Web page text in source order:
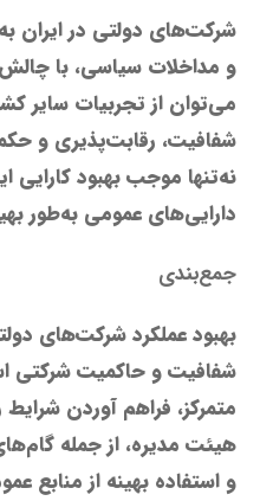
شرکت‌های دولتی در ایران
و مداخلات سیاسی، با
می‌توان از تجربیات سایر
شفافیت، رقابت‌پذیری و
نه‌تنها موجب بهبود
دارایی‌های عمومی به‌طور
جمع‌بندی
بهبود عملکرد شرکت‌های
شفافیت و حاکمیت شرکتی
متمرکز، فراهم آوردن
هیئت مدیره، از جمله
و استفاده بهینه از منابع